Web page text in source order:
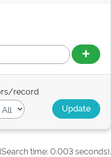
record
time: 0.003 seconds).